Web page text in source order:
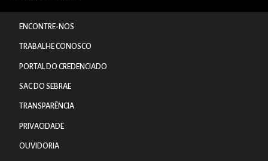
ENCONTRE-NOS
TRABALHE CONOSCO
PORTAL DO CREDENCIADO
SAC DO SEBRAE
TRANSPARÊNCIA
PRIVACIDADE
OUVIDORIA